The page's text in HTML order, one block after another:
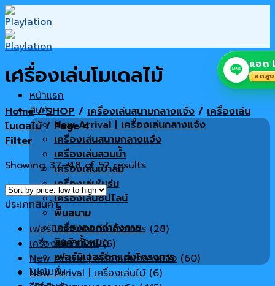
Skip
to
content
หน้าแรก
สินค้า
New Arrival | เครื่องเล่นกลางแจ้ง
เครื่องเล่นสนามกลางแจ้ง
เครื่องเล่นสวนน้ำ
เครื่องเล่นเป่าลม
เครื่องเล่นในร่ม
เครื่องเล่นซิปไลน์
พื้นสนาม
เครื่องออกกำลังกาย
สินค้าทั้งหมด
เฟอร์นิเจอร์ตกแต่งโครงการ
โปรโมชั่น
เครื่องเล่นโมเดลไม้
Home / SHOP / เครื่องเล่นสนามกลางแจ้ง / เครื่องเล่น
โมเดลไม้ / Page 4
Filter
Showing 37–48 of 52 results
ประเภทสินค้า
เฟอร์นิเจอร์ตกแต่งโครงการ (28)
เครื่องเล่นซิปไลน์ (6)
New Arrival | เครื่องเล่นกลางแจ้ง (60)
New Arrival | เครื่องเล่นไม้ (6)
LINE แอด
ลดสู